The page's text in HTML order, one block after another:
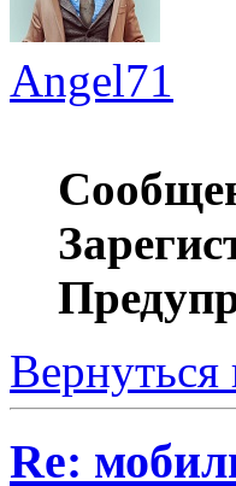
Angel71
Вернуться
Re: